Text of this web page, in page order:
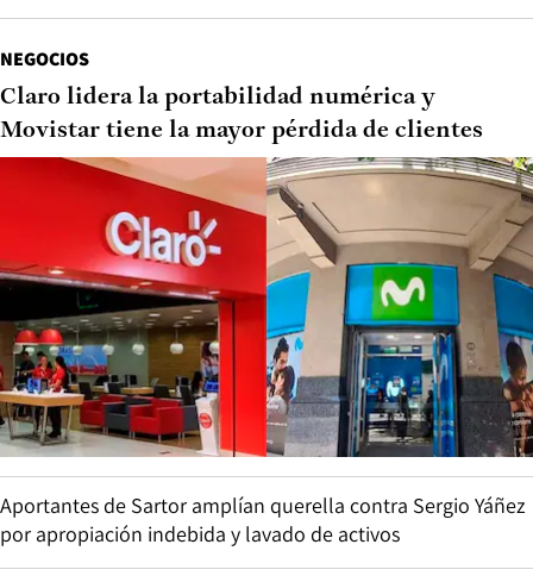
NEGOCIOS
Claro lidera la portabilidad numérica y
Movistar tiene la mayor pérdida de clientes
Aportantes de Sartor amplían querella contra Sergio Yáñez
por apropiación indebida y lavado de activos